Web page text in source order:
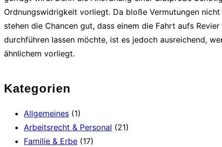
Ordnungswidrigkeit vorliegt. Da bloße Vermutungen
stehen die Chancen gut, dass einem die Fahrt aufs
durchführen lassen möchte, ist es jedoch ausreichend,
ähnlichem vorliegt.
Kategorien
Allgemeines (1)
Arbeitsrecht & Personal (21)
Familie & Erbe (17)